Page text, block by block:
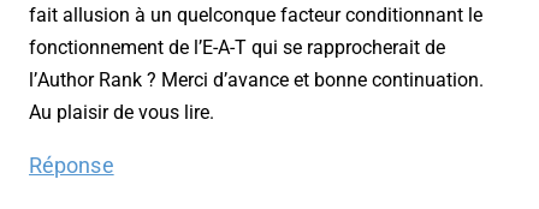
fait allusion à un quelconque facteur conditionnant le
fonctionnement de l’E-A-T qui se rapprocherait de
l’Author Rank ? Merci d’avance et bonne continuation.
Au plaisir de vous lire.
Réponse